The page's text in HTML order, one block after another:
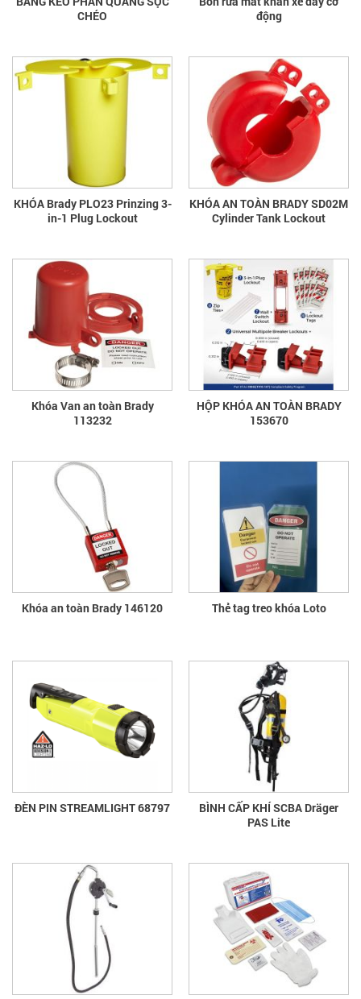
CHÉO
động
KHÓA Brady PLO23 Prinzing 3-
in-1 Plug Lockout
KHÓA AN TOÀN BRADY SD02M
Cylinder Tank Lockout
Khóa Van an toàn Brady
113232
HỘP KHÓA AN TOÀN BRADY
153670
Khóa an toàn Brady 146120 Thẻ tag treo khóa Loto
ĐÈN PIN STREAMLIGHT 68797
BÌNH CẤP KHÍ SCBA Dräger
PAS Lite